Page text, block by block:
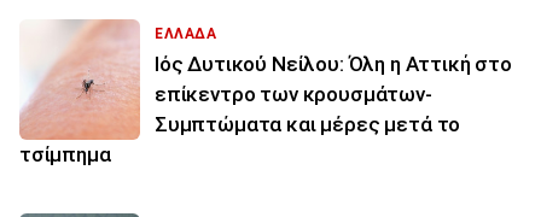
ΕΛΛΑΔΑ
Ιός Δυτικού Νείλου: Όλη η Αττική στο
επίκεντρο των κρουσμάτων-
Συμπτώματα και μέρες μετά το
τσίμπημα